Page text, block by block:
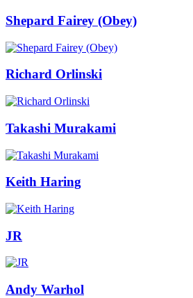
Shepard Fairey (Obey)
Richard Orlinski
Takashi Murakami
Keith Haring
JR
Andy Warhol